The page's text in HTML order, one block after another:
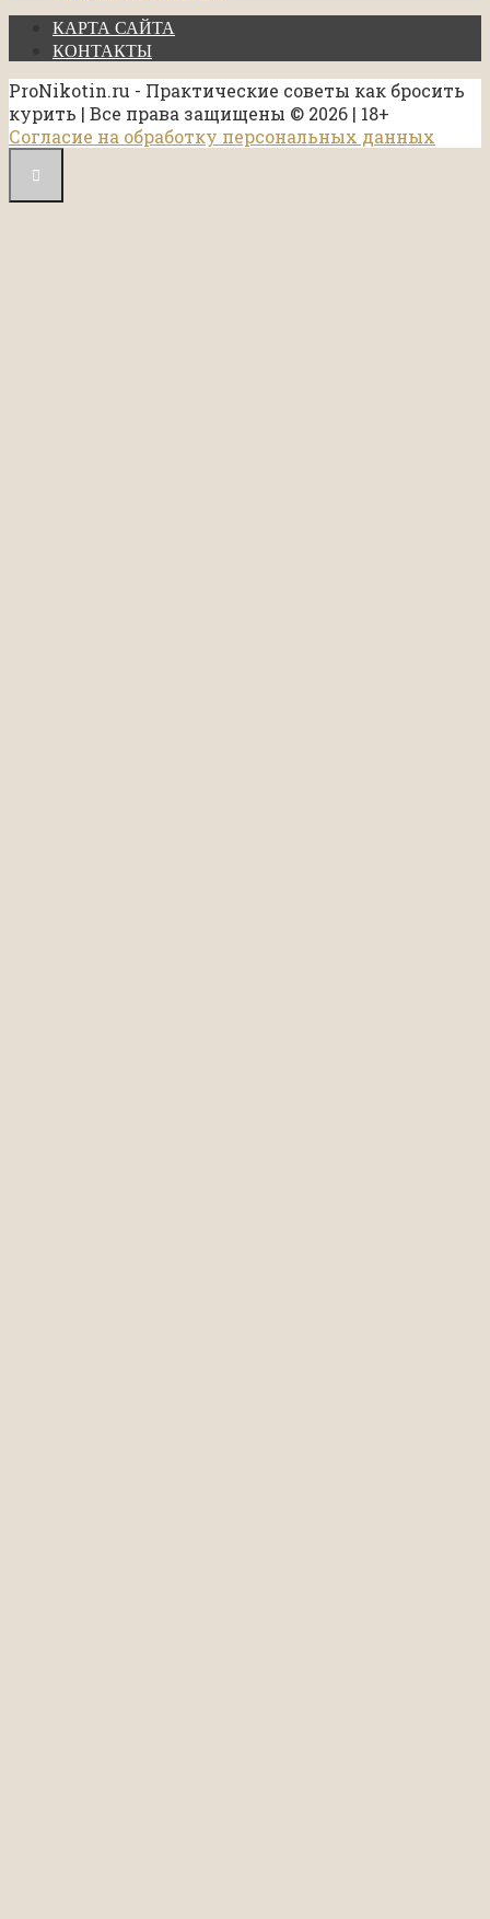
КАРТА САЙТА
КОНТАКТЫ
ProNikotin.ru - Практические советы как бросить
курить | Все права защищены © 2026 | 18+
Согласие на обработку персональных данных